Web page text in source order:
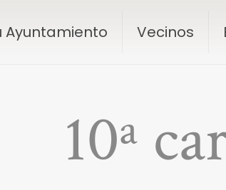
Ayuntamiento Vecinos
10ª